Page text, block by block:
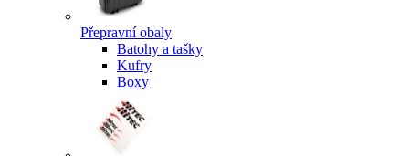
Přepravní obaly
Batohy a tašky
Kufry
Boxy